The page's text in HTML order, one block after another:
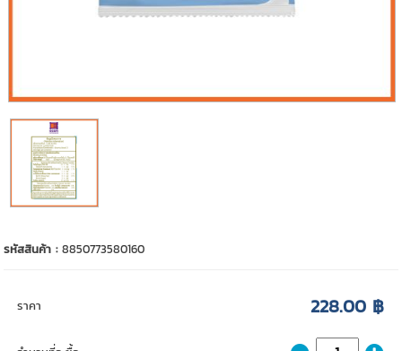
รหัสสินค้า :8850773580160
ราคา 228.00 ฿